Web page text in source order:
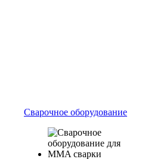
Сварочное оборудование